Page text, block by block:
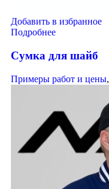
Добавить в избранное
Подробнее
Сумка для шайб
Примеры работ и цены,